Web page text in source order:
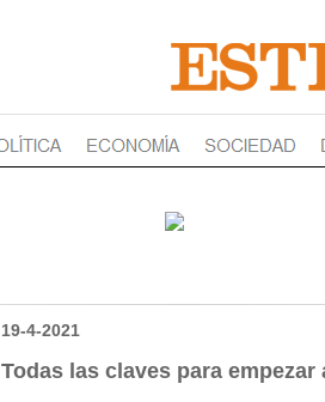
19-4-2021
Todas las claves para